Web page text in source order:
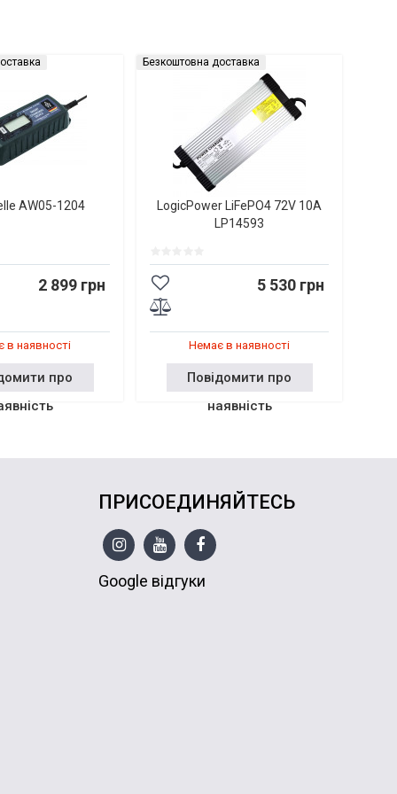
AW05-1204
2 899 грн
в наявності
про
Безкоштовна доставка
LogicPower LiFePO4 72V 10A
LP14593
5 530 грн
Немає в наявності
Повідомити про
наявність
ПРИСОЕДИНЯЙТЕСЬ
Google відгуки